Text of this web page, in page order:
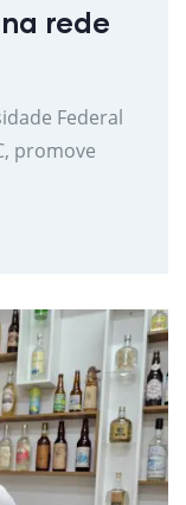
rede
Federal
promove